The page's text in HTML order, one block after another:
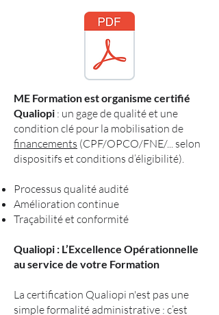
ME Formation est organisme certifié
Qualiopi : un gage de qualité et une
condition clé pour la mobilisation de
financements (CPF/OPCO/FNE/... selon
dispositifs et conditions d’éligibilité).
Processus qualité audité
Amélioration continue
Traçabilité et conformité
Qualiopi : L’Excellence Opérationnelle
au service de votre Formation
La certification Qualiopi n'est pas une
simple formalité administrative : c’est